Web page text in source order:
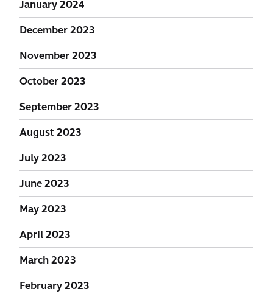
January 2024
December 2023
November 2023
October 2023
September 2023
August 2023
July 2023
June 2023
May 2023
April 2023
March 2023
February 2023